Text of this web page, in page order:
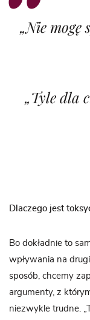
„Nie mogę
„Tyle dla
Dlaczego jest
Bo dokładnie to
wpływania na
sposób, chcemy
argumenty, z
niezwykle trudne.